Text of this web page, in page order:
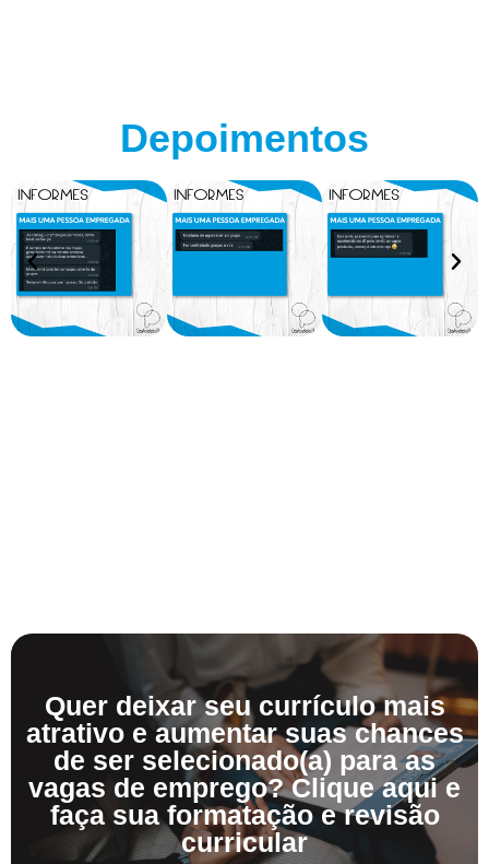
Depoimentos
Quer deixar seu currículo mais
atrativo e aumentar suas chances
de ser selecionado(a) para as
vagas de emprego? Clique aqui e
faça sua formatação e revisão
curricular